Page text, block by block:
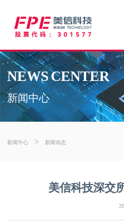
NEWS CENTER
新闻中心
新闻中心 > 新闻动态
美信科技深交